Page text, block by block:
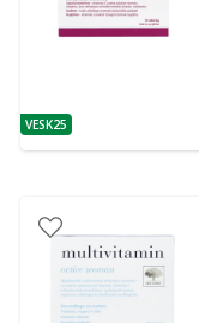
patarimas
VESK25